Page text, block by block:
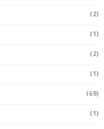
(2)
(1)
(2)
(1)
(69)
(1)